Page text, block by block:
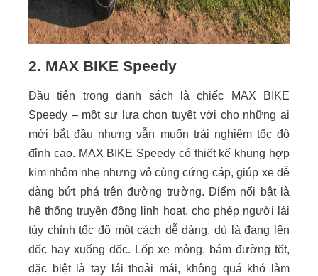
2. MAX BIKE Speedy
Đầu tiên trong danh sách là chiếc MAX BIKE
Speedy – một sự lựa chọn tuyệt vời cho những ai
mới bắt đầu nhưng vẫn muốn trải nghiệm tốc độ
đỉnh cao. MAX BIKE Speedy có thiết kế khung hợp
kim nhôm nhẹ nhưng vô cùng cứng cáp, giúp xe dễ
dàng bứt phá trên đường trường. Điểm nổi bật là
hệ thống truyền động linh hoạt, cho phép người lái
tùy chỉnh tốc độ một cách dễ dàng, dù là đang lên
dốc hay xuống dốc. Lốp xe mỏng, bám đường tốt,
đặc biệt là tay lái thoải mái, không quá khó làm